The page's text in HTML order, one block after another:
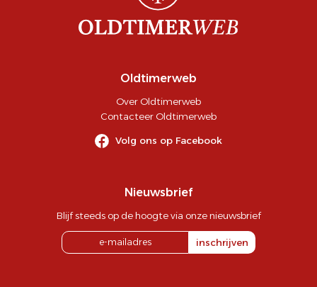
Oldtimerweb
Over Oldtimerweb
Contacteer Oldtimerweb
Volg ons op Facebook
Nieuwsbrief
Blijf steeds op de hoogte via onze nieuwsbrief
inschrijven